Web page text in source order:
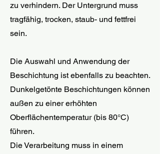
zu verhindern. Der Untergrund muss
tragfähig, trocken, staub- und fettfrei
sein.
Die Auswahl und Anwendung der
Beschichtung ist ebenfalls zu beachten.
Dunkelgetönte Beschichtungen können
außen zu einer erhöhten
Oberflächentemperatur (bis 80°C)
führen.
Die Verarbeitung muss in einem